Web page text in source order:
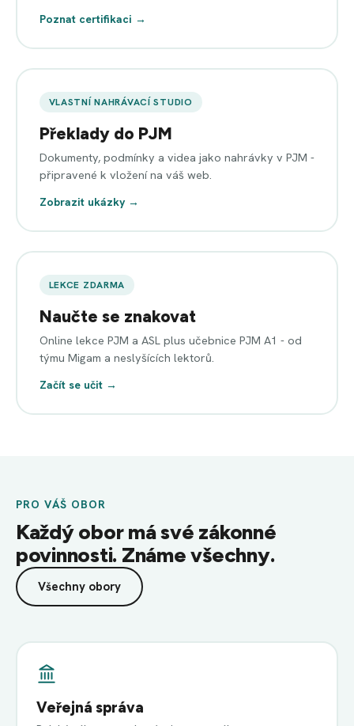
Poznat certifikaci →
VLASTNÍ NAHRÁVACÍ STUDIO
Překlady do PJM
Dokumenty, podmínky a videa jako nahrávky v PJM -
připravené k vložení na váš web.
Zobrazit ukázky →
LEKCE ZDARMA
Naučte se znakovat
Online lekce PJM a ASL plus učebnice PJM A1 - od
týmu Migam a neslyšících lektorů.
Začít se učit →
PRO VÁŠ OBOR
Každý obor má své zákonné
povinnosti. Známe všechny.
Všechny obory
Veřejná správa